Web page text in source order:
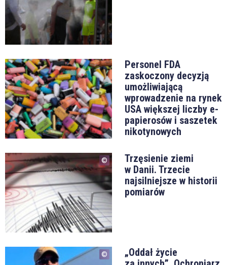
Personel FDA
zaskoczony decyzją
umożliwiającą
wprowadzenie na rynek
USA większej liczby e-
papierosów i saszetek
nikotynowych
Trzęsienie ziemi
w Danii. Trzecie
najsilniejsze w historii
pomiarów
„Oddał życie